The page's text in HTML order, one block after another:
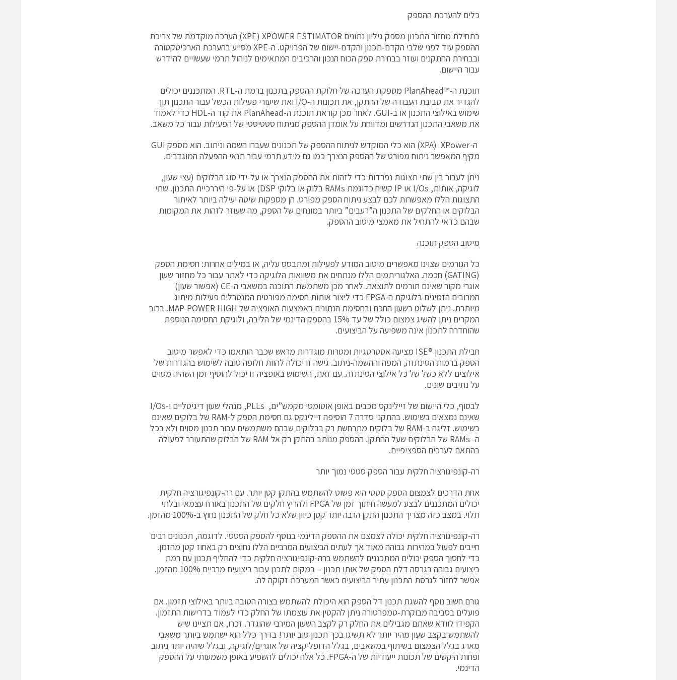
כלים להערכת ההספק
בתחילת מחזור התכנון מספק גיליון נתונים XPE) XPOWER ESTIMATOR) הערכה מוקדמת של צריכת
ההספק עוד לפני שלבי הקדם-תכנון והקדם-יישום של הפרויקט. ה-XPE מסייע בהערכת הארכיטקטורה
ובבחירת ההתקנים ועוזר בבחירת ספק הכוח הנכון והרכיבים המתאימים לניהול תרמי שעשויים להידרש
עבור היישום.
תוכנת ה-™PlanAhead מספקת הערכה של חלוקת ההספק בתכנון ברמת ה-RTL. המתכננים יכולים
להגדיר את סביבת העבודה של ההתקן, את תכונות ה-I/O ואת שיעורי פעילות הכשל עבור התכנון תוך
שימוש באילוצי התכנון או ב-GUI. לאחר מכן קוראת תוכנת ה-PlanAhead את קוד ה-HDL כדי לאמוד
את משאבי התכנון הנדרשים ומדווחת על אומדן ההספק מניתוח סטטיסטי של הפעילות עבור כל משאב.
ה-XPA) XPower) הוא כלי המוקדש לניתוח ההספק של תכנונים שעברו השמה וניתוב. הוא מספק GUI
מקיף המאפשר ניתוח מפורט של ההספק הנצרך כמו גם מידע תרמי עבור תנאי ההפעלה המוגדרים.
ניתן לעבור בין שתי תצוגות נפרדות כדי לזהות את ההספק הנצרך או על-ידי סוג הבלוקים (עצי שעון,
לוגיקה, אותות, I/Os או IP קשיח כדוגמת RAMs בלוק או בלוקי DSP) או על-פי היררכיית התכנון. שתי
התצוגות הללו מאפשרות לכם לבצע ניתוח הספק מפורט. הן מספקות שיטה יעילה ביותר לאיתור
הבלוקים או החלקים של התכנון ה”רעבים” ביותר במונחים של הספק, מה שעוזר לזהות את המקומות
שבהם כדאי להתחיל את מאמצי מיטוב ההספק.
מיטוב הספק תוכנה
כל הגורמים שצוינו מאפשרים מיטוב המודע לפעילות ומתבסס עליה, או במילים אחרות: חסימת הספק
(GATING) חכמה. האלגוריתמים הללו מנתחים את משוואות הלוגיקה כדי לאתר עבור כל מחזור שעון
אוגרי מקור שאינם תורמים לתוצאה. לאחר מכן משתמשת התוכנה במשאבי ה-CE (אפשור שעון)
המרובים הזמינים בלוגיקת ה-FPGA כדי ליצור אותות חסימה מפורטים המנטרלים פעילות מיתוג
מיותרת. ניתן לשלוט בשעון החכם ובחסימת הנתונים באמצעות האופציה של MAP-POWER HIGH. ברוב
המקרים ניתן להשיג צמצום כולל של עד 15% בהספק הדינמי של הליבה, ולוגיקת החסימה הנוספת
שהוחדרה לתכנון אינה משפיעה על הביצועים.
חבילת התכנון ®ISE מציעה אסטרטגיות ומטרות מוגדרות מראש שכבר הותאמו כדי לאפשר מיטוב
הספק ברמות הסינתזה, המפה וההשמה-ניתוב. גישה זו יכולה להוות חלופה טובה לשימוש בהגדרות של
אילוצים ללא כשל של כל אילוצי הסינתזה. עם זאת, השימוש באופציה זו יכול להוסיף זמן השהיה מסוים
על נתיבים שונים.
לבסוף, כלי היישום של זיילינקס מכבים באופן אוטומטי מקמש”ים, PLLs, מנהלי שעון דיגיטליים ו-I/Os
שאינם נמצאים בשימוש. בהתקני סדרה 7 הוסיפה זיילינקס גם חסימת הספק ל-RAM של בלוקים שאינם
בשימוש. זליגה ב-RAM של בלוקים מתרחשת רק בבלוקים שבהם משתמשים עבור תכנון מסוים ולא בכל
ה- RAMs של הבלוקים שעל ההתקן. ההספק מנותב בהתקן רק אל RAM של הבלוק שהתעורר לפעולה
בהתאם לערכים הספציפיים.
רה-קונפיגורציה חלקית עבור הספק סטטי נמוך יותר
אחת הדרכים לצמצום הספק סטטי היא פשוט להשתמש בהתקן קטן יותר. עם רה-קונפיגורציה חלקית
יכולים המתכננים לבצע למעשה חיתוך זמן של FPGA ולהריץ חלקים של התכנון באורח עצמאי ובלתי
תלוי. במצב כזה מצריך התכנון התקן הרבה יותר קטן כיוון שלא כל חלק של התכנון נחוץ ב-100% מהזמן.
רה-קונפיגורציה חלקית יכולה לצמצם את ההספק הדינמי בנוסף להספק הסטטי. לדוגמה, תכנונים רבים
חייבים לפעול במהירות גבוהה מאוד אך לעתים הביצועים המרביים הללו נחוצים רק באחוז קטן מהזמן.
כדי לחסוך הספק יכולים המתכננים להשתמש ברה-קונפיגורציה חלקית כדי להחליף תכנון עם רמת
ביצועים גבוהה בגרסה דלת הספק של אותו תכנון – במקום לתכנן עבור ביצועים מרביים 100% מהזמן.
אפשר לחזור לגרסת התכנון עתיר הביצועים כאשר המערכת זקוקה לה.
גורם חשוב נוסף להשגת תכנון דל הספק הוא היכולת להשתמש בצורה הטובה ביותר באילוצי תזמון. אם
פועלים בסביבה מבוקרת-טמפרטורה ניתן להקטין את עוצמתו של החלק כדי לעמוד בדרישות התזמון.
הקפידו לוודא שאתם מגבילים את החלק רק לקצב השעון המירבי שהוגדר. זכרו, אם תציינו שיש
להשתמש בקצב שעון מהיר יותר לא תשיגו בכך תכנון טוב יותר! בדרך כלל הוא ישתמש ביותר משאבי
מארג בגלל הצמצום בשיתוף במשאבים, בגלל הדופליקציה של אוגרים/לוגיקה, ובגלל שיהיה יותר ניתוב
ופחות היקשים של תכונות ייעודיות של ה-FPGA. כל אלה יכולים להשפיע באופן משמעותי על ההספק
הדינמי.